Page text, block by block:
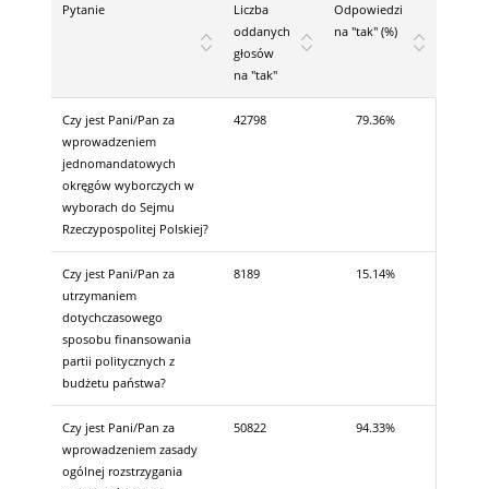
Pytanie
Liczba
oddanych
głosów
na "tak"
Odpowiedzi
na "tak" (%)
Czy jest Pani/Pan za
wprowadzeniem
jednomandatowych
okręgów wyborczych w
wyborach do Sejmu
Rzeczypospolitej Polskiej?
42798 79.36%
Czy jest Pani/Pan za
utrzymaniem
dotychczasowego
sposobu finansowania
partii politycznych z
budżetu państwa?
8189 15.14%
Czy jest Pani/Pan za
wprowadzeniem zasady
ogólnej rozstrzygania
50822 94.33%